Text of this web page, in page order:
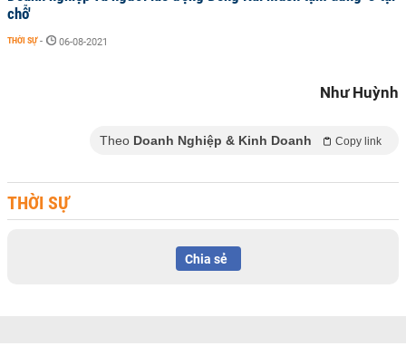
chỗ'
THỜI SỰ - 06-08-2021
Như Huỳnh
Theo Doanh Nghiệp & Kinh Doanh Copy link
THỜI SỰ
Chia sẻ